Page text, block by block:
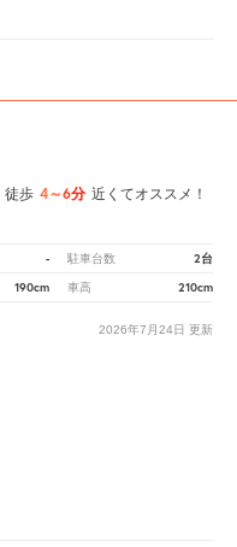
徒歩 4～6分 近くてオススメ！
- 駐車台数 2台
190cm 車高 210cm
2026年7月24日 更新